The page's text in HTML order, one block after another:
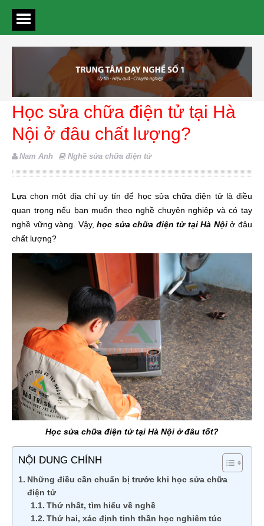
Học sửa chữa điện tử tại Hà
Nội ở đâu chất lượng?
Nam Anh Nghề sửa chữa điện tử
Lựa chọn một địa chỉ uy tín để học sửa chữa điện tử là điều
quan trọng nếu bạn muốn theo nghề chuyên nghiệp và có tay
nghề vững vàng. Vậy,học sửa chữa điện tử tại Hà Nội ở đâu
chất lượng?
Học sửa chữa điện tử tại Hà Nội ở đâu tốt?
NỘI DUNG CHÍNH
Những điều cần chuẩn bị trước khi học sửa chữa
điện tử
Thứ nhất, tìm hiểu về nghề
Thứ hai, xác định tinh thần học nghiêm túc